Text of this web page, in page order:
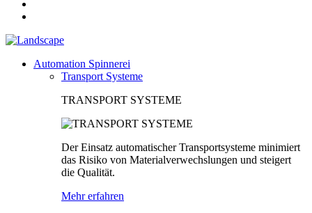
Automation Spinnerei
Transport Systeme
TRANSPORT SYSTEME
Der Einsatz automatischer Transportsysteme minimiert
das Risiko von Materialverwechslungen und steigert
die Qualität.
Mehr erfahren